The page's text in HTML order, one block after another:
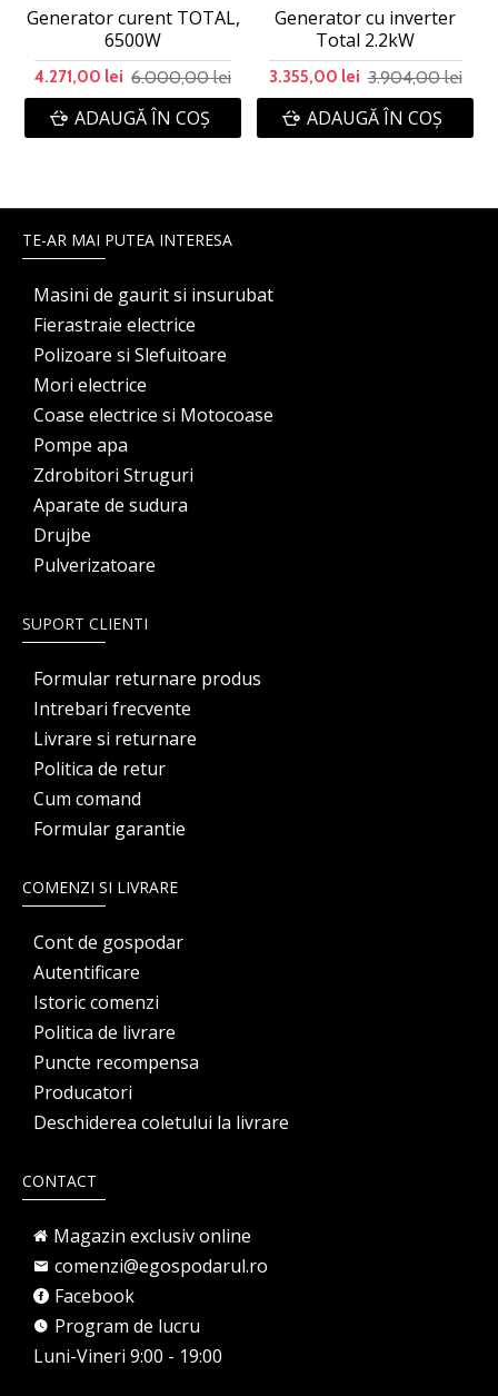
Generator curent TOTAL,
6500W
4.271,00 lei 6.000,00 lei
ADAUGĂ ÎN COŞ
Generator cu inverter
Total 2.2kW
3.355,00 lei 3.904,00 lei
ADAUGĂ ÎN COŞ
TE-AR MAI PUTEA INTERESA
Masini de gaurit si insurubat
Fierastraie electrice
Polizoare si Slefuitoare
Mori electrice
Coase electrice si Motocoase
Pompe apa
Zdrobitori Struguri
Aparate de sudura
Drujbe
Pulverizatoare
SUPORT CLIENTI
Formular returnare produs
Intrebari frecvente
Livrare si returnare
Politica de retur
Cum comand
Formular garantie
COMENZI SI LIVRARE
Cont de gospodar
Autentificare
Istoric comenzi
Politica de livrare
Puncte recompensa
Producatori
Deschiderea coletului la livrare
CONTACT
Magazin exclusiv online
comenzi@egospodarul.ro
Facebook
Program de lucru
Luni-Vineri 9:00 - 19:00